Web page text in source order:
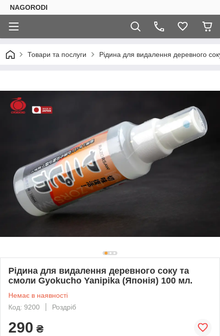
NAGORODI
Товари та послуги Рідина для видалення деревного
Рідина для видалення деревного соку та
смоли Gyokucho Yanipika (Японія) 100 мл.
Немає в наявності
Код: 9200
Роздріб
290 ₴